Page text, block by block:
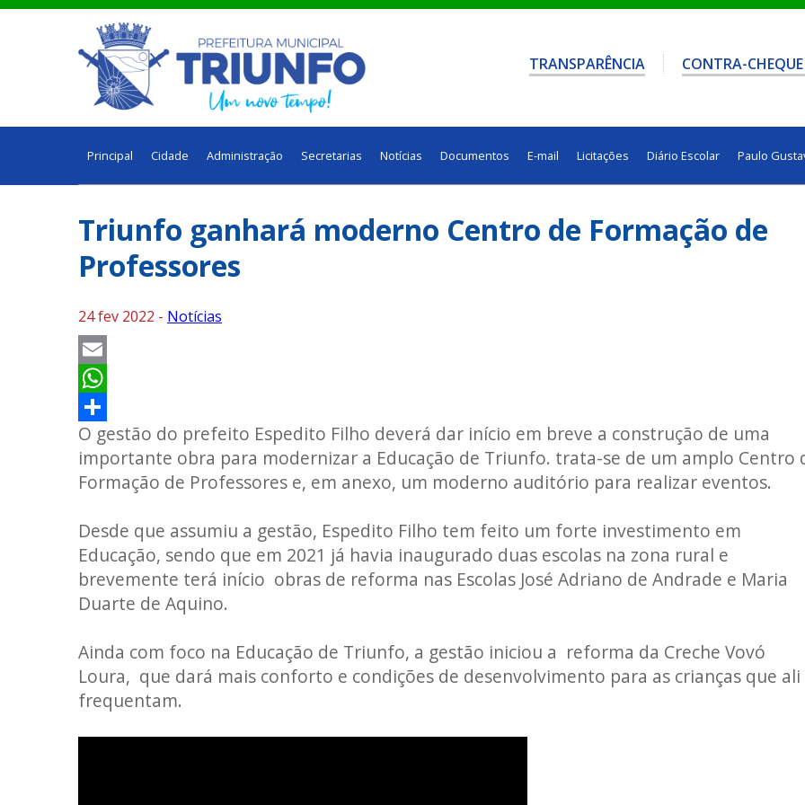
TRANSPARÊNCIA CONTRA-
Principal Cidade Administração Secretarias Notícias Documentos E-mail Licitações Diário Escolar Paulo
Triunfo ganhará moderno Centro de Formação de
Professores
24 fev 2022 - Notícias
Email
WhatsApp
Share
O gestão do prefeito Espedito Filho deverá dar início em breve a construção de uma
importante obra para modernizar a Educação de Triunfo. trata-se de um amplo Centro
Formação de Professores e, em anexo, um moderno auditório para realizar eventos.
Desde que assumiu a gestão, Espedito Filho tem feito um forte investimento em
Educação, sendo que em 2021 já havia inaugurado duas escolas na zona rural e
brevemente terá início obras de reforma nas Escolas José Adriano de Andrade e Maria
Duarte de Aquino.
Ainda com foco na Educação de Triunfo, a gestão iniciou a reforma da Creche Vovó
Loura, que dará mais conforto e condições de desenvolvimento para as crianças que ali
frequentam.